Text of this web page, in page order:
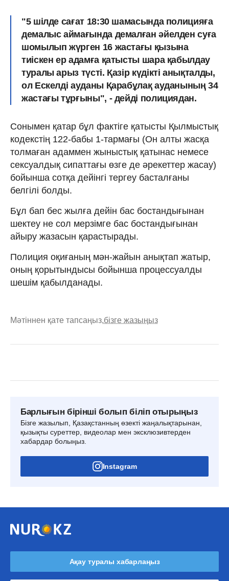
"5 шілде сағат 18:30 шамасында полицияға
демалыс аймағында демалған әйелден суға
шомылып жүрген 16 жастағы қызына
тиіскен ер адамға қатысты шара қабылдау
туралы арыз түсті. Қазір күдікті анықталды,
ол Ескелді ауданы Қарабұлақ ауданының 34
жастағы тұрғыны", - дейді полициядан.
Сонымен қатар бұл фактіге қатысты Қылмыстық
кодекстің 122-бабы 1-тармағы (Он алты жасқа
толмаған адаммен жыныстық қатынас немесе
сексуалдық сипаттағы өзге де әрекеттер жасау)
бойынша сотқа дейінгі тергеу басталғаны
белгілі болды.
Бұл бап бес жылға дейін бас бостандығынан
шектеу не сол мерзімге бас бостандығынан
айыру жазасын қарастырады.
Полиция оқиғаның мән-жайын анықтап жатыр,
оның қорытындысы бойынша процессуалды
шешім қабылданады.
Мәтіннен қате тапсаңыз,бізге жазыңыз
Барлығын бірінші болып біліп отырыңыз
Бізге жазылып, Қазақстанның өзекті жаңалықтарынан,
қызықты суреттер, видеолар мен эксклюзивтерден
хабардар болыңыз.
Instagram
Ақау туралы хабарлаңыз